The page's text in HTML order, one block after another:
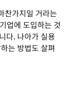
찬가지일 거라는
업에 도입하는 것
다. 나아가 실용
는 방법도 살펴